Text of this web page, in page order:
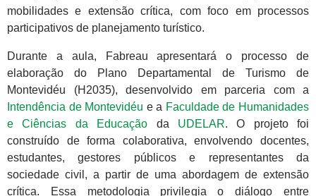
mobilidades e extensão crítica, com foco em processos
participativos de planejamento turístico.
Durante a aula, Fabreau apresentará o processo de
elaboração do Plano Departamental de Turismo de
Montevidéu (H2035), desenvolvido em parceria com a
Intendência de Montevidéu e a Faculdade de Humanidades
e Ciências da Educação da UDELAR. O projeto foi
construído de forma colaborativa, envolvendo docentes,
estudantes, gestores públicos e representantes da
sociedade civil, a partir de uma abordagem de extensão
crítica. Essa metodologia privilegia o diálogo entre